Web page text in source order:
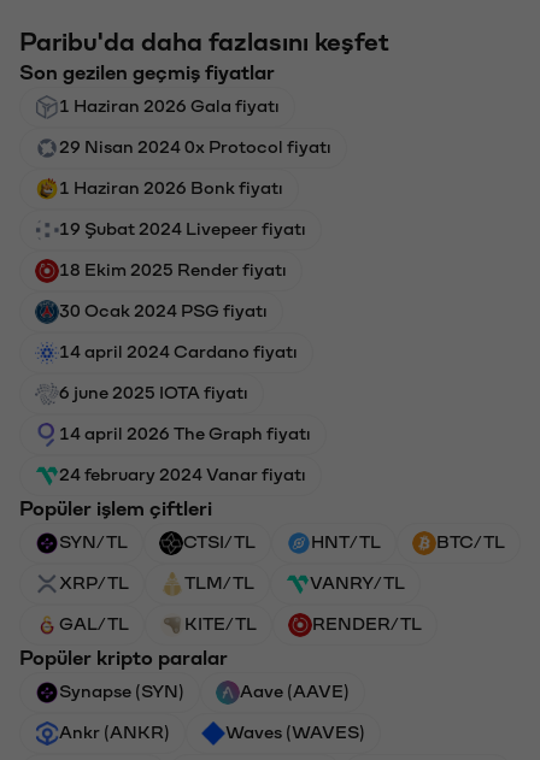
Paribu'da daha fazlasını keşfet
Son gezilen geçmiş fiyatlar
1 Haziran 2026 Gala fiyatı
29 Nisan 2024 0x Protocol fiyatı
1 Haziran 2026 Bonk fiyatı
19 Şubat 2024 Livepeer fiyatı
18 Ekim 2025 Render fiyatı
30 Ocak 2024 PSG fiyatı
14 april 2024 Cardano fiyatı
6 june 2025 IOTA fiyatı
14 april 2026 The Graph fiyatı
24 february 2024 Vanar fiyatı
Popüler işlem çiftleri
SYN/TL CTSI/TL HNT/TL BTC/TL
XRP/TL TLM/TL VANRY/TL
GAL/TL KITE/TL RENDER/TL
Popüler kripto paralar
Synapse (SYN) Aave (AAVE)
Ankr (ANKR) Waves (WAVES)